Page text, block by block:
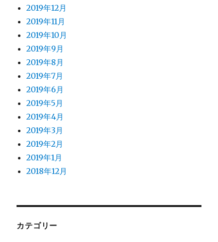
2019年12月
2019年11月
2019年10月
2019年9月
2019年8月
2019年7月
2019年6月
2019年5月
2019年4月
2019年3月
2019年2月
2019年1月
2018年12月
カテゴリー